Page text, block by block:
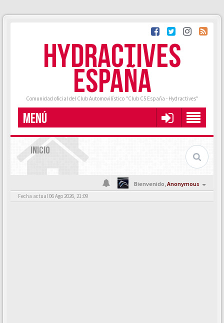
HYDRACTIVES
ESPAÑA
Comunidad oficial del Club Automovilístico "Club C5 España - Hydractives"
MENÚ
INICIO
Bienvenido,Anonymous
Fecha actual 06 Ago 2026, 21:09